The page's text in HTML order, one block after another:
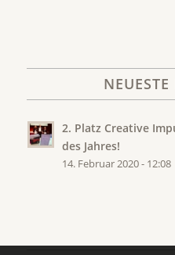
2. Platz Creative
des Jahres!
14. Februar 2020 - 12:08